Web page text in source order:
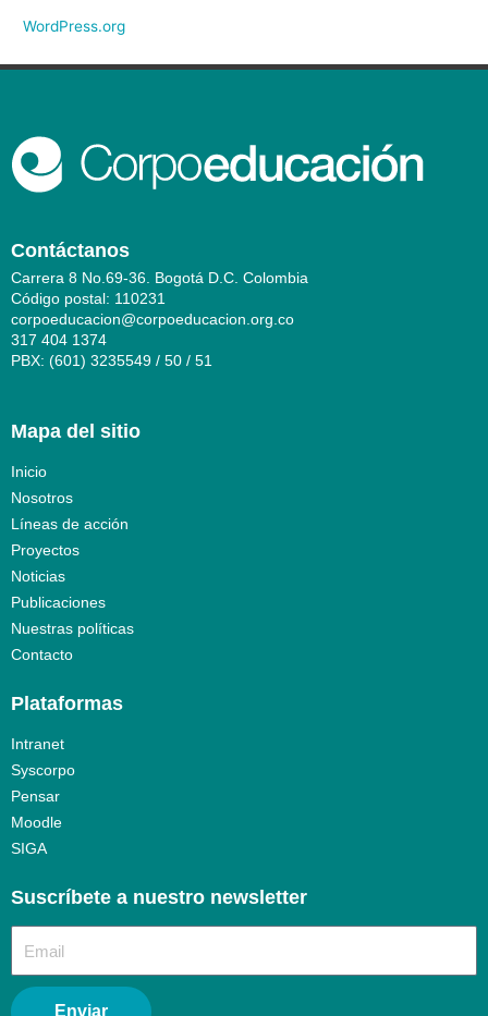
WordPress.org
Contáctanos
Carrera 8 No.69-36. Bogotá D.C. Colombia
Código postal: 110231
corpoeducacion@corpoeducacion.org.co
317 404 1374
PBX: (601) 3235549 / 50 / 51
Mapa del sitio
Inicio
Nosotros
Líneas de acción
Proyectos
Noticias
Publicaciones
Nuestras políticas
Contacto
Plataformas
Intranet
Syscorpo
Pensar
Moodle
SIGA
Suscríbete a nuestro newsletter​
Enviar